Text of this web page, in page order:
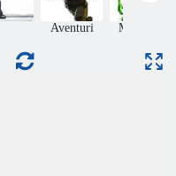
Snow Rider
Obby Parkour
Aventuri Monsters